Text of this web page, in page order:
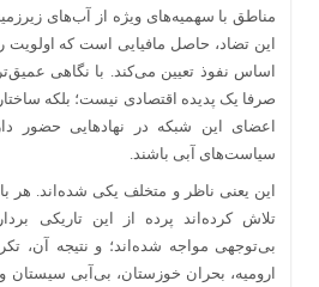
مناطق با سهمیه‌های ویژه از آب‌های
این تضاد، حاصل مافیایی است که اولویت
اساس نفوذ تعیین می‌کند. با نگاهی
صرفا یک پدیده اقتصادی نیست؛ بلکه
اعضای این شبکه در نهاد‌هایی حضور
سیاست‌های آبی باشند.
این یعنی ناظر و متخلف یکی شده‌اند. هر
تلاش کرده‌اند پرده از این تاریکی
بی‌توجهی مواجه شده‌اند؛ و نتیجه آن،
ارومیه، بحران خوزستان، بی‌آبی سیستان